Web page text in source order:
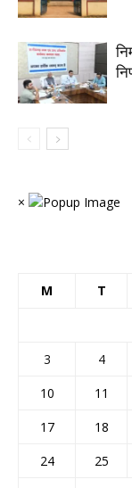
×
M T
3
4
10
11
17
18
24
25